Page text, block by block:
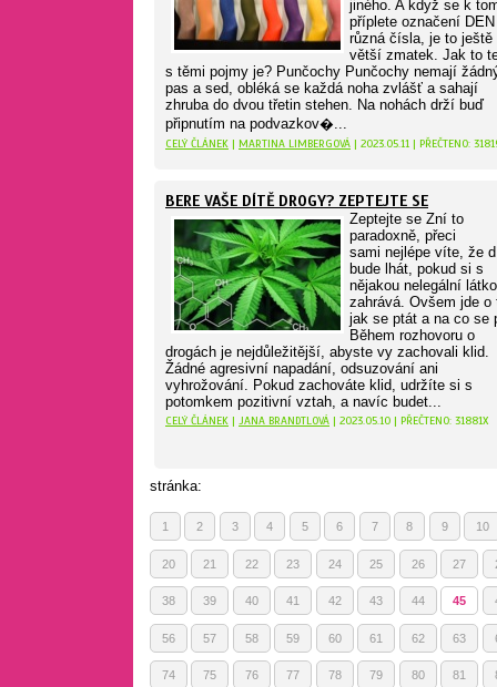
jiného. A když se k
příplete označení
různá čísla, je to ještě
větší zmatek. Jak to
s těmi pojmy je? Punčochy Punčochy nemají
pas a sed, obléká se každá noha zvlášť a sahají
zhruba do dvou třetin stehen. Na nohách drží buď
připnutím na podvazkov�...
CELÝ ČLÁNEK | MARTINA LIMBERGOVÁ | 2023.05.11 | PŘEČTENO:
BERE VAŠE DÍTĚ DROGY? ZEPTEJTE SE
Zeptejte se Zní to
paradoxně, přeci
sami nejlépe víte, že
bude lhát, pokud si s
nějakou nelegální
zahrává. Ovšem jde o
jak se ptát a na co se
Během rozhovoru o
drogách je nejdůležitější, abyste vy zachovali klid.
Žádné agresivní napadání, odsuzování ani
vyhrožování. Pokud zachováte klid, udržíte si s
potomkem pozitivní vztah, a navíc budet...
CELÝ ČLÁNEK | JANA BRANDTLOVÁ | 2023.05.10 | PŘEČTENO: 31881X
stránka:
1 2 3 4 5 6 7 8 9 10
20 21 22 23 24 25 26 27
38 39 40 41 42 43 44 45
56 57 58 59 60 61 62 63
74 75 76 77 78 79 80 81